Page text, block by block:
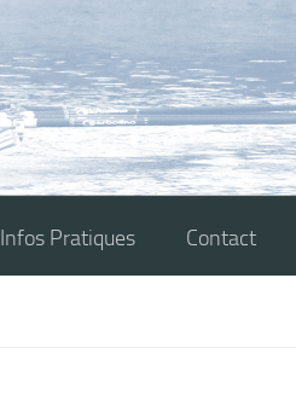
Infos Pratiques Contact